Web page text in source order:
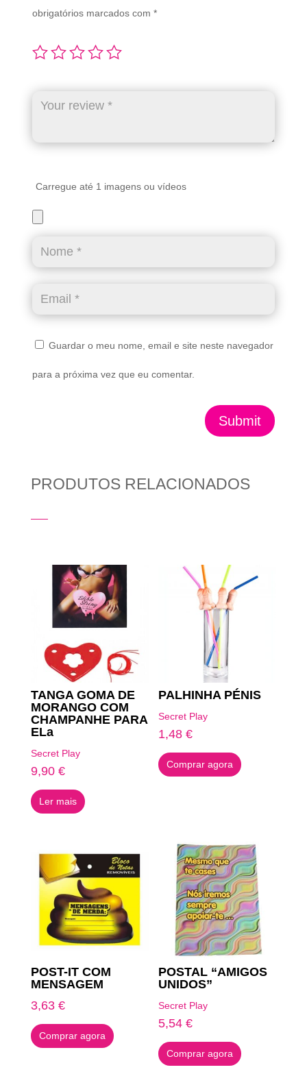
obrigatórios marcados com *
Carregue até 1 imagens ou vídeos
Guardar o meu nome, email e site neste navegador
para a próxima vez que eu comentar.
Submit
PRODUTOS RELACIONADOS
TANGA GOMA DE
MORANGO COM
CHAMPANHE PARA
ELa
Secret Play
9,90 €
Ler mais
PALHINHA PÉNIS
Secret Play
1,48€
Comprar agora
POST-IT COM
MENSAGEM
3,63 €
Comprar agora
POSTAL “AMIGOS
UNIDOS”
Secret Play
5,54€
Comprar agora